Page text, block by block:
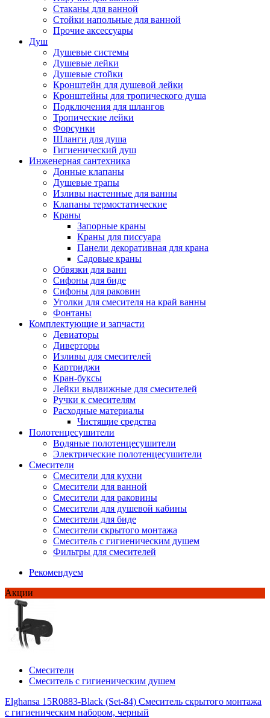
Стаканы для ванной
Стойки напольные для ванной
Прочие аксессуары
Душ
Душевые системы
Душевые лейки
Душевые стойки
Кронштейн для душевой лейки
Кронштейны для тропического душа
Подключения для шлангов
Тропические лейки
Форсунки
Шланги для душа
Гигиенический душ
Инженерная сантехника
Донные клапаны
Душевые трапы
Изливы настенные для ванны
Клапаны термостатические
Краны
Запорные краны
Краны для писсуара
Панели декоративная для крана
Садовые краны
Обвязки для ванн
Сифоны для биде
Сифоны для раковин
Уголки для смесителя на край ванны
Фонтаны
Комплектующие и запчасти
Девиаторы
Диверторы
Изливы для смесителей
Картриджи
Кран-буксы
Лейки выдвижные для смесителей
Ручки к смесителям
Расходные материалы
Чистящие средства
Полотенцесушители
Водяные полотенцесушители
Электрические полотенцесушители
Смесители
Смесители для кухни
Смесители для ванной
Смесители для раковины
Смесители для душевой кабины
Смесители для биде
Смесители скрытого монтажа
Смеситель с гигиеническим душем
Фильтры для смесителей
Рекомендуем
Акции
Смесители
Смеситель с гигиеническим душем
Elghansa 15R0883-Black (Set-84) Смеситель скрытого монтажа
с гигиеническим набором, черный